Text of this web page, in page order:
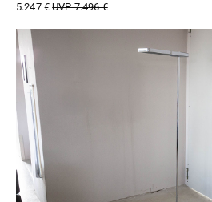
5.247 €UVP 7.496 €